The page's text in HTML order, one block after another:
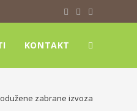
KONTAKT
zabrane izvoza